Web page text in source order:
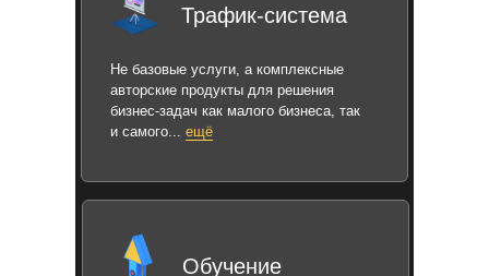
Трафик-система
Не базовые услуги, а комплексные
авторские продукты для решения
бизнес-задач как малого бизнеса, так
и самого... ещё
Обучение